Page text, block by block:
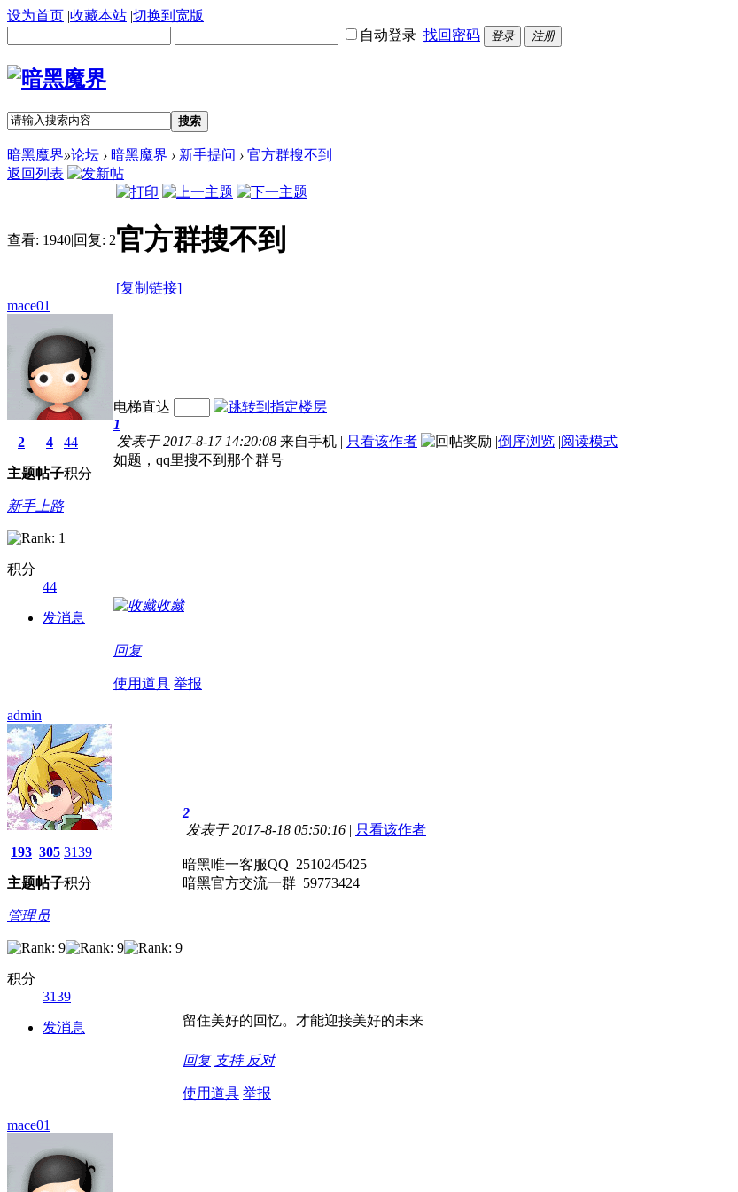
设为首页 |收藏本站 |切换到宽版
自动登录 找回密码 登录 注册
搜索
暗黑魔界»论坛 › 暗黑魔界 › 新手提问 › 官方群搜不到
返回列表
查看: 1940|回复: 2官方群搜不到
[复制链接]
mace01
2
主题
4
帖子
44
积分
新手上路
积分
44
发消息
电梯直达
1
发表于 2017-8-17 14:20:08 来自手机 | 只看该作者 |倒序浏览 |阅读模式
如题，qq里搜不到那个群号
收藏
回复
使用道具 举报
admin
193
主题
305
帖子
3139
积分
管理员
积分
3139
发消息
2
发表于 2017-8-18 05:50:16 | 只看该作者
暗黑唯一客服QQ 2510245425
暗黑官方交流一群 59773424
留住美好的回忆。才能迎接美好的未来
回复 支持 反对
使用道具 举报
mace01